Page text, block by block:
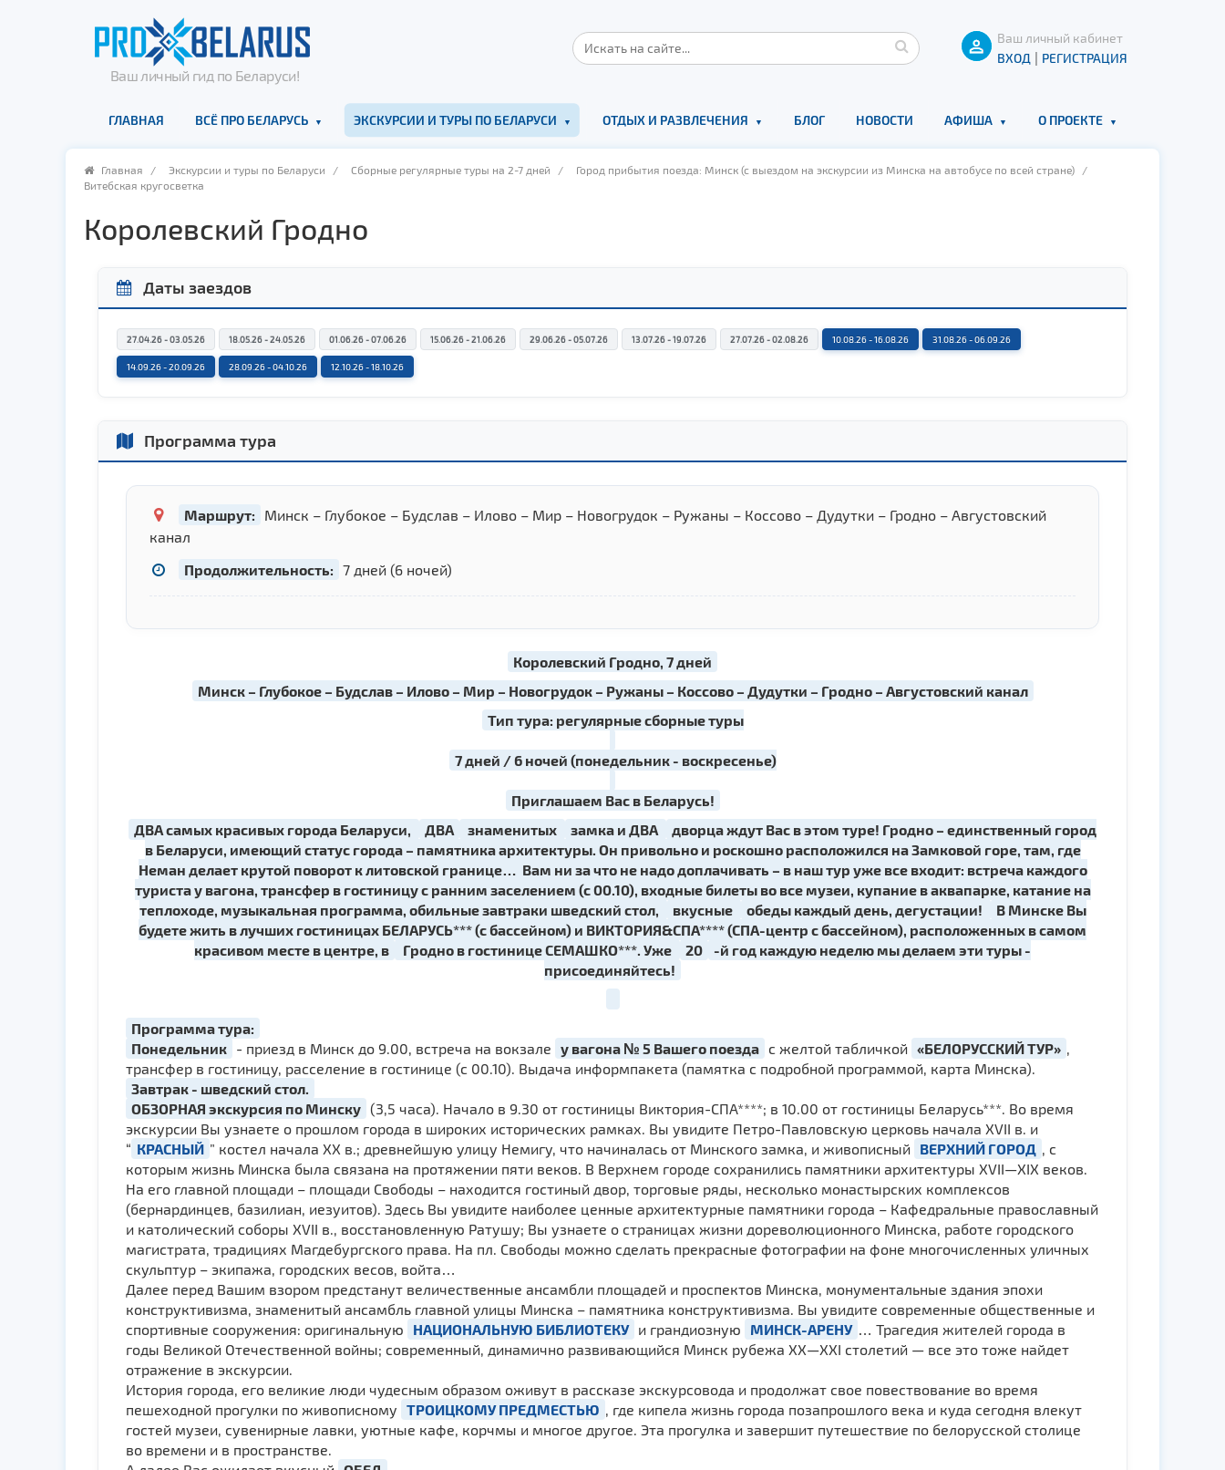
Ваш личный гид по Беларуси!
Ваш личный кабинет
ВХОД | РЕГИСТРАЦИЯ
ГЛАВНАЯ ВСЁ ПРО БЕЛАРУСЬ ЭКСКУРСИИ И ТУРЫ ПО БЕЛАРУСИ ОТДЫХ И РАЗВЛЕЧЕНИЯ БЛОГ НОВОСТИ АФИША О ПРОЕКТЕ
Главная / Экскурсии и туры по Беларуси / Cборные регулярные туры на 2-7 дней / Город прибытия поезда: Минск (с выездом на экскурсии из Минска на автобусе по всей стране)
/
Витебская кругосветка
Королевский Гродно
Даты заездов
27.04.26 - 03.05.26 18.05.26 - 24.05.26 01.06.26 - 07.06.26 15.06.26 - 21.06.26 29.06.26 - 05.07.26 13.07.26 - 19.07.26 27.07.26 - 02.08.26 10.08.26 - 16.08.26 31.08.26 - 06.09.26
14.09.26 - 20.09.26 28.09.26 - 04.10.26 12.10.26 - 18.10.26
Программа тура
Маршрут:
Минск – Глубокое – Будслав – Илово – Мир – Новогрудок – Ружаны – Коссово – Дудутки – Гродно – Августовский
канал
Продолжительность: 7 дней (6 ночей)
Королевский Гродно, 7 дней
Минск – Глубокое – Будслав – Илово – Мир – Новогрудок – Ружаны – Коссово – Дудутки – Гродно – Августовский канал
Тип тура: регулярные сборные туры
7 дней / 6 ночей (понедельник - воскресенье)
Приглашаем Вас в Беларусь!
ДВА самых красивых города Беларуси,
ДВА знаменитых замка и ДВА
дворца ждут Вас в этом туре! Гродно – единственный город
в Беларуси, имеющий статус города – памятника архитектуры. Он привольно и роскошно расположился на Замковой горе, там, где
Неман делает крутой поворот к литовской границе… Вам ни за что не надо доплачивать – в наш тур уже все входит: встреча каждого
туриста у вагона, трансфер в гостиницу с ранним заселением (с 00.10), входные билеты во все музеи, купание в аквапарке, катание на
теплоходе, музыкальная программа, обильные завтраки шведский стол,
вкусные обеды каждый день, дегустации!
В Минске Вы
будете жить в лучших гостиницах БЕЛАРУСЬ*** (с бассейном) и ВИКТОРИЯ&СПА**** (СПА-центр с бассейном), расположенных в самом
красивом месте в центре, в
Гродно в гостинице СЕМАШКО***. Уже 20
-й год каждую неделю мы делаем эти туры -
присоединяйтесь!
Программа тура:
Понедельник - приезд в Минск до 9.00, встреча на вокзале у вагона № 5 Вашего поезда с желтой табличкой «БЕЛОРУССКИЙ ТУР» ,
трансфер в гостиницу, расселение в гостинице (с 00.10). Выдача информпакета (памятка с подробной программой, карта Минска).
Завтрак - шведский стол.
ОБЗОРНАЯ экскурсия по Минску (3,5 часа). Начало в 9.30 от гостиницы Виктория-СПА****; в 10.00 от гостиницы Беларусь***. Во время
экскурсии Вы узнаете о прошлом города в широких исторических рамках. Вы увидите Петро-Павловскую церковь начала ХVII в. и
“ КРАСНЫЙ ” костел начала ХХ в.; древнейшую улицу Немигу, что начиналась от Минского замка, и живописный ВЕРХНИЙ ГОРОД , с
которым жизнь Минска была связана на протяжении пяти веков. В Верхнем городе сохранились памятники архитектуры XVII—XIX веков.
На его главной площади – площади Свободы – находится гостиный двор, торговые ряды, несколько монастырских комплексов
(бернардинцев, базилиан, иезуитов). Здесь Вы увидите наиболее ценные архитектурные памятники города – Кафедральные православный
и католический соборы ХVII в., восстановленную Ратушу; Вы узнаете о страницах жизни дореволюционного Минска, работе городского
магистрата, традициях Магдебургского права. На пл. Свободы можно сделать прекрасные фотографии на фоне многочисленных уличных
скульптур – экипажа, городских весов, войта…
Далее перед Вашим взором предстанут величественные ансамбли площадей и проспектов Минска, монументальные здания эпохи
конструктивизма, знаменитый ансамбль главной улицы Минска – памятника конструктивизма. Вы увидите современные общественные и
спортивные сооружения: оригинальную
НАЦИОНАЛЬНУЮ БИБЛИОТЕКУ и грандиозную МИНСК-АРЕНУ … Трагедия жителей города в
годы Великой Отечественной войны; современный, динамично развивающийся Минск рубежа ХХ—ХХI столетий — все это тоже найдет
отражение в экскурсии.
История города, его великие люди чудесным образом оживут в рассказе экскурсовода и продолжат свое повествование во время
пешеходной прогулки по живописному ТРОИЦКОМУ ПРЕДМЕСТЬЮ , где кипела жизнь города позапрошлого века и куда сегодня влекут
гостей музеи, сувенирные лавки, уютные кафе, корчмы и многое другое. Эта прогулка и завершит путешествие по белорусской столице
во времени и в пространстве.